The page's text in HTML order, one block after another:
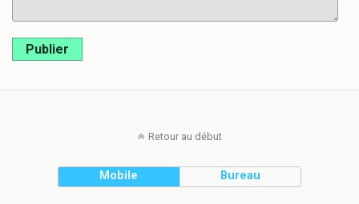
Publier
Retour au début
Mobile Bureau